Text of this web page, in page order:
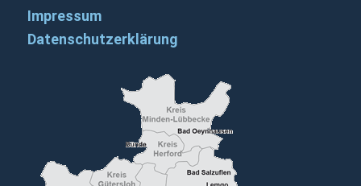
Impressum
Datenschutzerklärung